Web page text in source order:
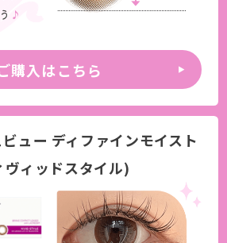
♪
購入はこちら
ュー ディファインモイスト
ヴィッドスタイル)